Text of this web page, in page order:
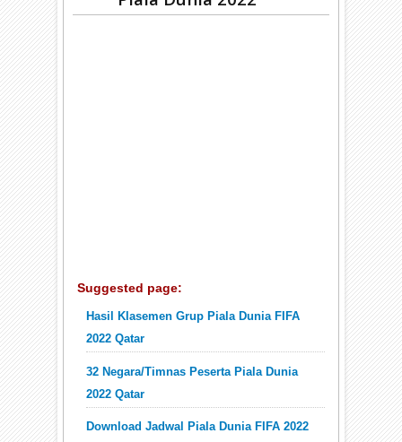
Suggested page:
Hasil Klasemen Grup Piala Dunia FIFA
2022 Qatar
32 Negara/Timnas Peserta Piala Dunia
2022 Qatar
Download Jadwal Piala Dunia FIFA 2022